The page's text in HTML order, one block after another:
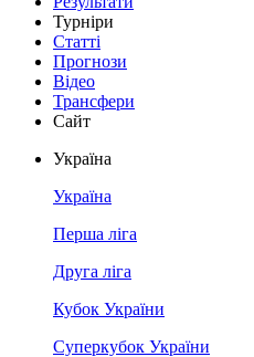
Турніри
Статті
Прогнози
Відео
Трансфери
Сайт
Україна
Україна
Перша ліга
Друга ліга
Кубок України
Суперкубок України